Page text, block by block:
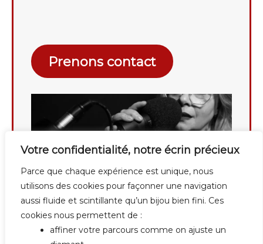
Votre confidentialité, notre écrin précieux
Parce que chaque expérience est unique, nous
utilisons des cookies pour façonner une navigation
aussi fluide et scintillante qu’un bijou bien fini. Ces
cookies nous permettent de :
affiner votre parcours comme on ajuste un
Prenons contact